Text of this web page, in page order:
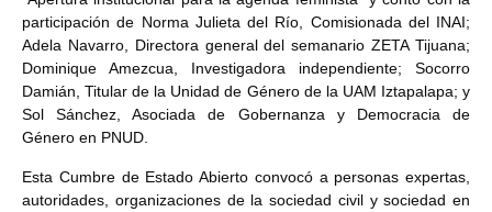
participación de Norma Julieta del Río, Comisionada del INAI;
Adela Navarro, Directora general del semanario ZETA Tijuana;
Dominique Amezcua, Investigadora independiente; Socorro
Damián, Titular de la Unidad de Género de la UAM Iztapalapa; y
Sol Sánchez, Asociada de Gobernanza y Democracia de
Género en PNUD.
Esta Cumbre de Estado Abierto convocó a personas expertas,
autoridades, organizaciones de la sociedad civil y sociedad en